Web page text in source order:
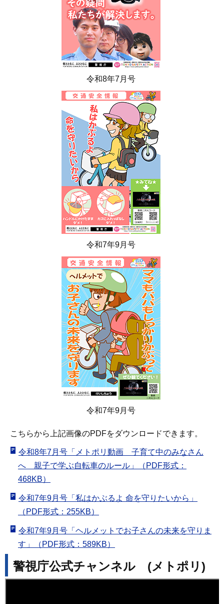
令和8年7月号
令和7年9月号
令和7年9月号
こちらから上記画像のPDFをダウンロードできます。
令和8年7月号「メトポリ動画 子育て中のみなさん
へ 親子で学ぶ自転車のルール」（PDF形式：
468KB）
令和7年9月号「私はかぶるよ 命を守りたいから」
（PDF形式：255KB）
令和7年9月号「ヘルメットでお子さんの未来を守りま
す」（PDF形式：589KB）
警視庁公式チャンネル (メトポリ)